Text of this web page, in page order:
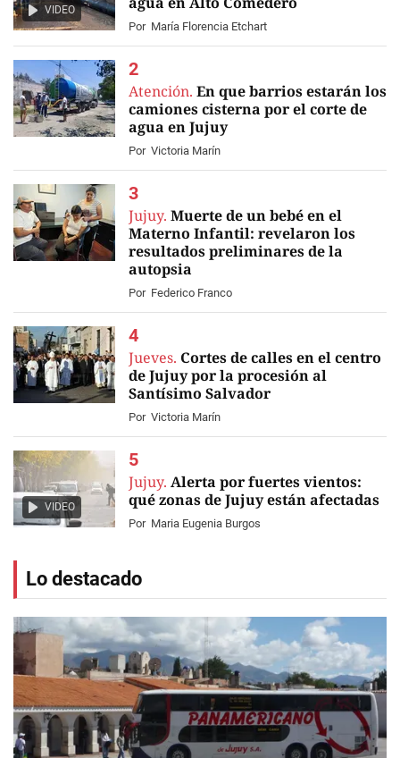
VIDEO
Por María Florencia Etchart
Atención. En que barrios estarán los
camiones cisterna por el corte de
agua en Jujuy
Por Victoria Marín
Jujuy. Muerte de un bebé en el
Materno Infantil: revelaron los
resultados preliminares de la
autopsia
Por Federico Franco
Jueves. Cortes de calles en el centro
de Jujuy por la procesión al
Santísimo Salvador
Por Victoria Marín
VIDEO
Jujuy. Alerta por fuertes vientos:
qué zonas de Jujuy están afectadas
Por Maria Eugenia Burgos
Lo destacado